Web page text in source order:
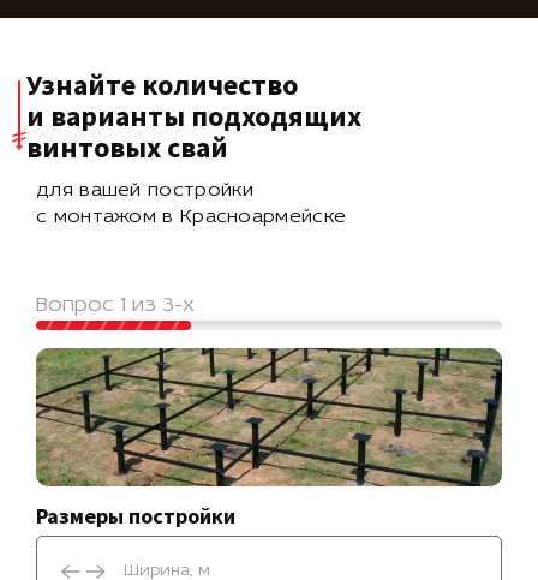
Узнайте количество
и варианты подходящих
винтовых свай
для вашей постройки
с монтажом в Красноармейске
Вопрос 1 из 3-х
Размеры постройки